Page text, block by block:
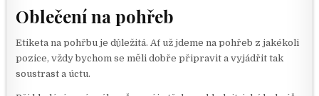
Oblečení na pohřeb
Etiketa na pohřbu je důležitá. Ať už jdeme na pohřeb z jakékoli
pozice, vždy bychom se měli dobře připravit a vyjádřit tak
soustrast a úctu.